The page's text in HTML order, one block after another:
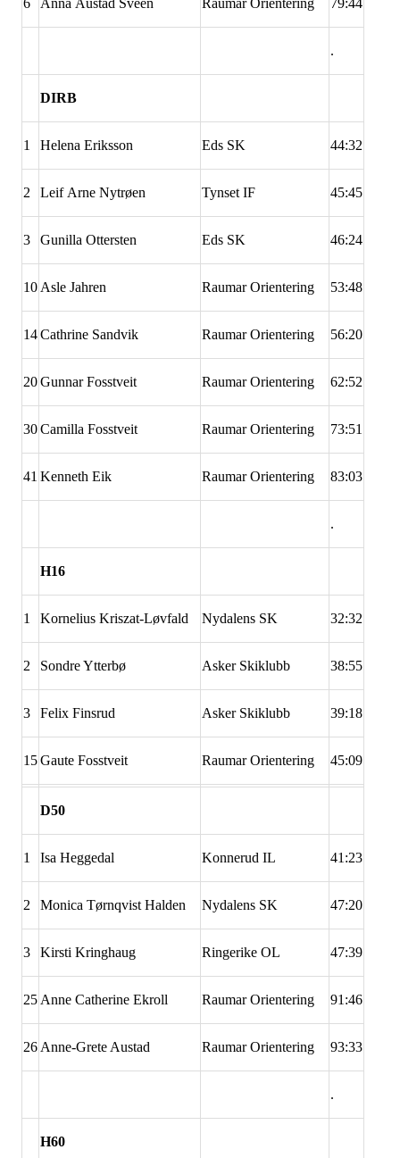
6 Anna Austad Sveen Raumar Orientering 79:44
.
DIRB
1 Helena Eriksson Eds SK 44:32
2 Leif Arne Nytrøen Tynset IF 45:45
3 Gunilla Ottersten Eds SK 46:24
10 Asle Jahren Raumar Orientering 53:48
14Cathrine Sandvik Raumar Orientering 56:20
20Gunnar Fosstveit Raumar Orientering 62:52
30Camilla Fosstveit Raumar Orientering 73:51
41 Kenneth Eik Raumar Orientering 83:03
.
H16
1 Kornelius Kriszat-Løvfald Nydalens SK 32:32
2 Sondre Ytterbø Asker Skiklubb 38:55
3 Felix Finsrud Asker Skiklubb 39:18
15Gaute Fosstveit Raumar Orientering 45:09
D50
1 Isa Heggedal Konnerud IL 41:23
2 Monica Tørnqvist Halden Nydalens SK 47:20
3 Kirsti Kringhaug Ringerike OL 47:39
25 Anne Catherine Ekroll Raumar Orientering 91:46
26 Anne-Grete Austad Raumar Orientering 93:33
.
H60